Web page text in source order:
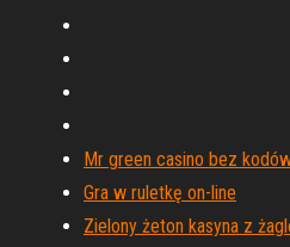
Mr green casino bez
Gra w ruletkę on-line
Zielony żeton kasyna z